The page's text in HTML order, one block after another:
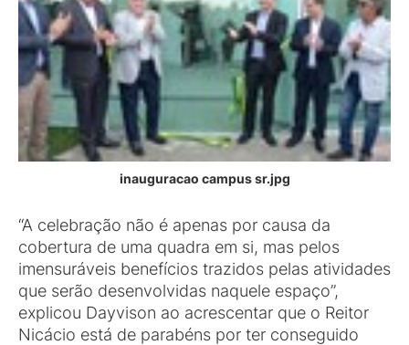
inauguracao campus sr.jpg
“A celebração não é apenas por causa da
cobertura de uma quadra em si, mas pelos
imensuráveis benefícios trazidos pelas atividades
que serão desenvolvidas naquele espaço”,
explicou Dayvison ao acrescentar que o Reitor
Nicácio está de parabéns por ter conseguido